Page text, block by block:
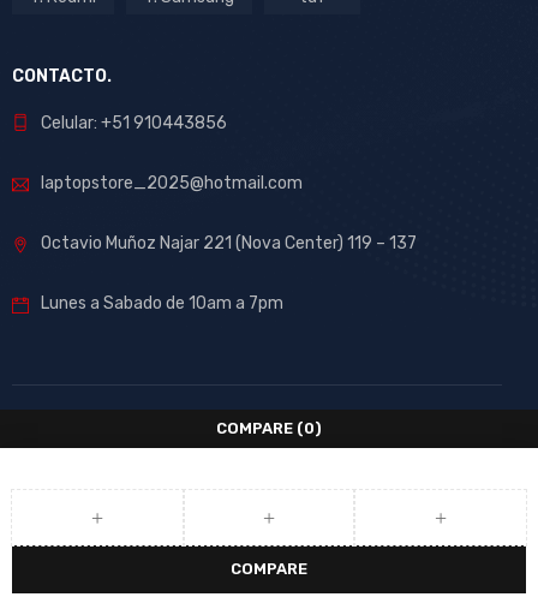
CONTACTO.
Celular: +51 910443856
laptopstore_2025@hotmail.com
Octavio Muñoz Najar 221 (Nova Center) 119 – 137
Lunes a Sabado de 10am a 7pm
COMPARE (0)
COMPARE